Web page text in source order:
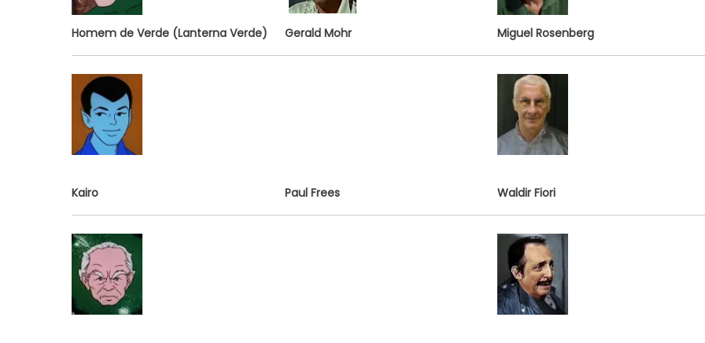
Homem de Verde (Lanterna Verde) Gerald Mohr Miguel Rosenberg
Kairo Paul Frees Waldir Fiori